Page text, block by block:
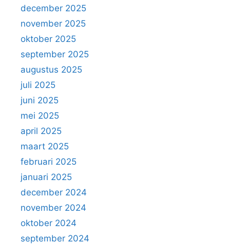
december 2025
november 2025
oktober 2025
september 2025
augustus 2025
juli 2025
juni 2025
mei 2025
april 2025
maart 2025
februari 2025
januari 2025
december 2024
november 2024
oktober 2024
september 2024